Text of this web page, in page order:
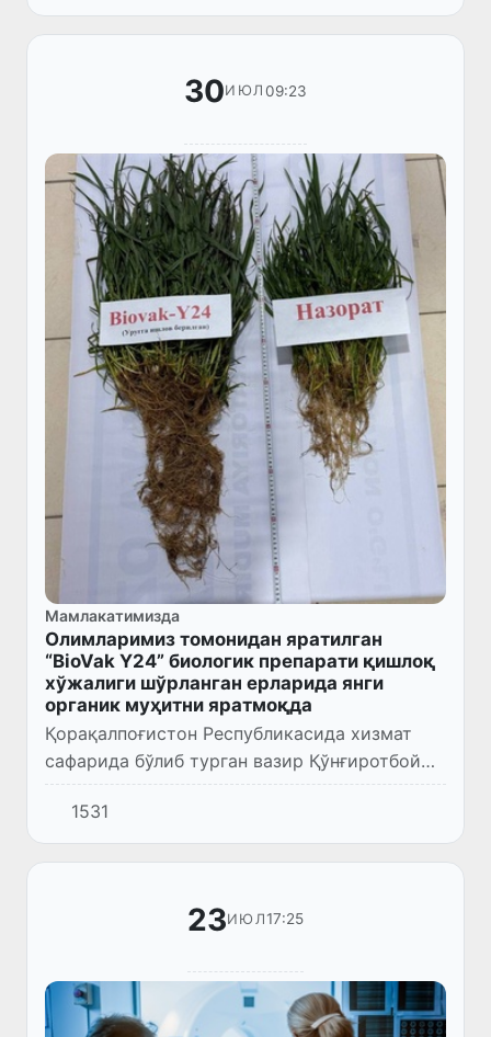
телескоплари томонидан ҳам кузатилмаган...
30ИЮЛ 09:23
Мамлакатимизда
Олимларимиз томонидан яратилган
“BioVak Y24” биологик препарати қишлоқ
хўжалиги шўрланган ерларида янги
органик муҳитни яратмоқда
Қорақалпоғистон Республикасида хизмат
сафарида бўлиб турган вазир Қўнғиротбой
Шарипов маҳаллий олимларимиз ва “Yuma
Green” корхонаси томонидан яратилган
“BioVak Y24” биологик преп...
1531
23ИЮЛ17:25